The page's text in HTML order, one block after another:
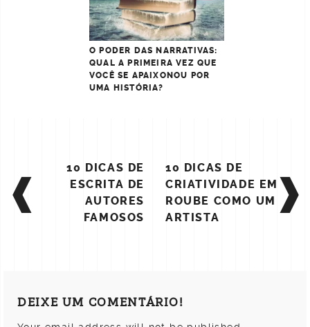
O PODER DAS NARRATIVAS:
QUAL A PRIMEIRA VEZ QUE
VOCÊ SE APAIXONOU POR
UMA HISTÓRIA?
NAVIGATION
10 DICAS DE
ESCRITA DE
AUTORES
FAMOSOS
10 DICAS DE
CRIATIVIDADE EM
ROUBE COMO UM
ARTISTA
DEIXE UM COMENTÁRIO!